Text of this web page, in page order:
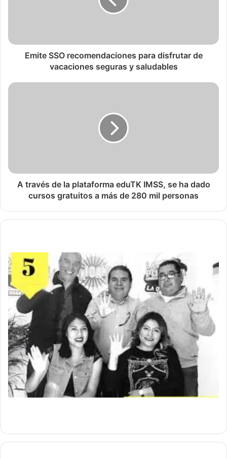
Emite SSO recomendaciones para disfrutar de
vacaciones seguras y saludables
A través de la plataforma eduTK IMSS, se ha dado
cursos gratuitos a más de 280 mil personas